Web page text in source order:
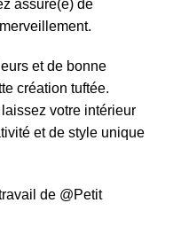
assuré(e) de
et de bonne
création tuftée.
votre intérieur
et de style unique
de @Petit